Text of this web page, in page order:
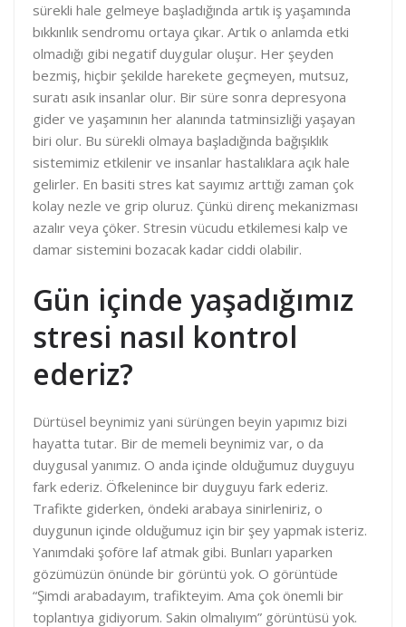
sürekli hale gelmeye başladığında artık iş yaşamında
bıkkınlık sendromu ortaya çıkar. Artık o anlamda etki
olmadığı gibi negatif duygular oluşur. Her şeyden
bezmiş, hiçbir şekilde harekete geçmeyen, mutsuz,
suratı asık insanlar olur. Bir süre sonra depresyona
gider ve yaşamının her alanında tatminsizliği yaşayan
biri olur. Bu sürekli olmaya başladığında bağışıklık
sistemimiz etkilenir ve insanlar hastalıklara açık hale
gelirler. En basiti stres kat sayımız arttığı zaman çok
kolay nezle ve grip oluruz. Çünkü direnç mekanizması
azalır veya çöker. Stresin vücudu etkilemesi kalp ve
damar sistemini bozacak kadar ciddi olabilir.
Gün içinde yaşadığımız
stresi nasıl kontrol
ederiz?
Dürtüsel beynimiz yani sürüngen beyin yapımız bizi
hayatta tutar. Bir de memeli beynimiz var, o da
duygusal yanımız. O anda içinde olduğumuz duyguyu
fark ederiz. Öfkelenince bir duyguyu fark ederiz.
Trafikte giderken, öndeki arabaya sinirleniriz, o
duygunun içinde olduğumuz için bir şey yapmak isteriz.
Yanımdaki şoföre laf atmak gibi. Bunları yaparken
gözümüzün önünde bir görüntü yok. O görüntüde
“Şimdi arabadayım, trafikteyim. Ama çok önemli bir
toplantıya gidiyorum. Sakin olmalıyım” görüntüsü yok.